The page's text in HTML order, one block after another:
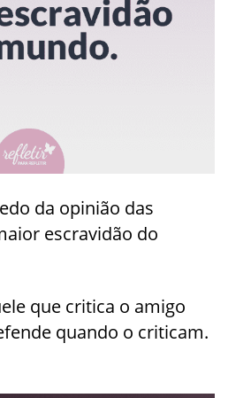
da opinião das
escravidão do
que critica o amigo
quando o criticam.